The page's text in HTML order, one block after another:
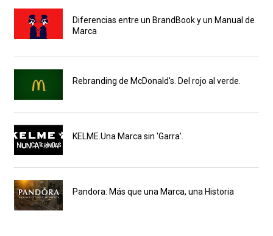
Diferencias entre un BrandBook y un Manual de
Marca
Rebranding de McDonald's. Del rojo al verde.
KELME.Una Marca sin 'Garra'.
Pandora: Más que una Marca, una Historia